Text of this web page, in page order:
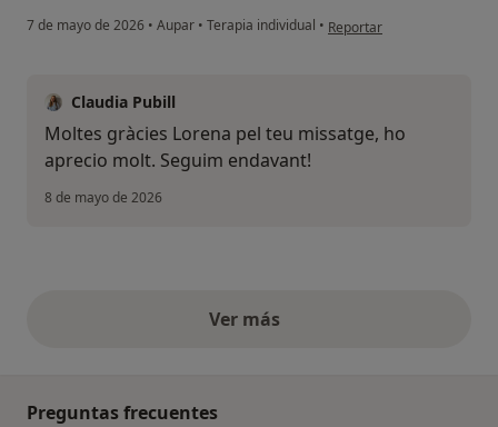
7 de mayo de 2026 • Aupar • Terapia individual • en opinión del usuario
Reportar
Claudia Pubill
Moltes gràcies Lorena pel teu missatge, ho
aprecio molt. Seguim endavant!
8 de mayo de 2026
Ver másopiniones anteriores
Preguntas frecuentes